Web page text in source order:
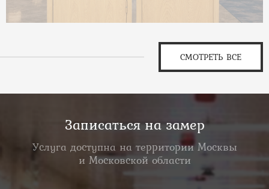
СМОТРЕТЬ ВСЕ
Записаться на замер
Услуга доступна на территории Москвы
и Московской области